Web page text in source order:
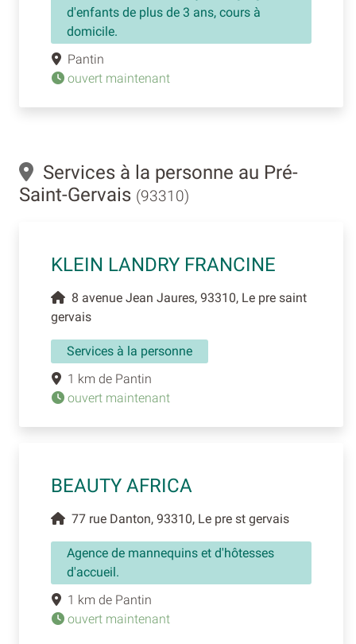
d'enfants de plus de 3 ans, cours à
domicile.
Pantin
ouvert maintenant
Services à la personne au Pré-
Saint-Gervais (93310)
KLEIN LANDRY FRANCINE
8 avenue Jean Jaures, 93310, Le pre saint
gervais
Services à la personne
1 km de Pantin
ouvert maintenant
BEAUTY AFRICA
77 rue Danton, 93310, Le pre st gervais
Agence de mannequins et d'hôtesses
d'accueil.
1 km de Pantin
ouvert maintenant